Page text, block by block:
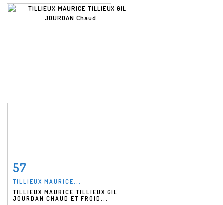
57
TILLIEUX MAURICE...
TILLIEUX MAURICE TILLIEUX GIL
JOURDAN CHAUD ET FROID...